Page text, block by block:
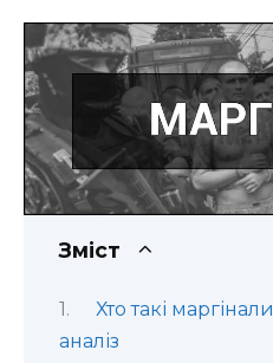
Зміст
Хто такі
аналіз